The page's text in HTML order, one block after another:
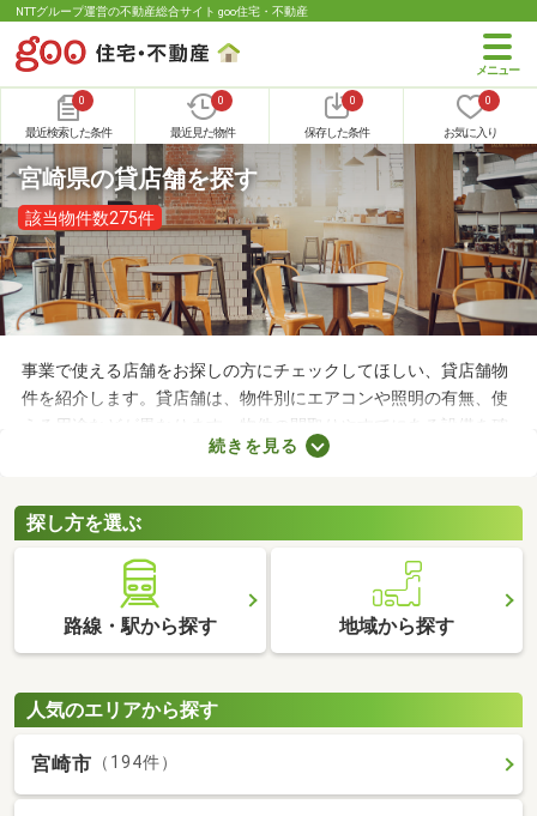
NTTグループ運営の不動産総合サイト goo住宅・不動産
0
最近検索した条件
0
最近見た物件
0
保存した条件
0
お気に入り
宮崎県の貸店舗を探す
該当物件数275件
事業で使える店舗をお探しの方にチェックしてほしい、貸店舗物
件を紹介します。貸店舗は、物件別にエアコンや照明の有無、使
える用途などが異なります。物件の間取りやすでにある設備を確
認したうえで、内見を申し込むことがおすすめです。店舗の家賃
しょう。
続きを見る
探し方を選ぶ
路線・駅から探す 地域から探す
人気のエリアから探す
宮崎市 （194件）